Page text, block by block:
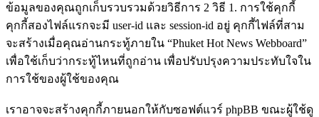
ข้อมูลของคุณถูกเก็บรวบรวมด้วยวิธีการ 2 วิธี 1. การใช้คุกกี้
คุกกี้สองไฟล์แรกจะมี user-id และ session-id อยู่ คุกกี้ไฟล์ที่สาม
จะสร้างเมื่อคุณอ่านกระทู้ภายใน “Phuket Hot News Webboard”
เพื่อใช้เก็บว่ากระทู้ไหนที่ถูกอ่าน เพื่อปรับปรุงความประทับใจใน
การใช้ของผู้ใช้ของคุณ
เราอาจจะสร้างคุกกี้ภายนอกให้กับซอฟต์แวร์ phpBB ขณะผู้ใช้ดู